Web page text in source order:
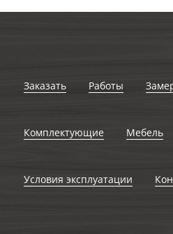
Заказать Работы
Комплектующие Мебель
Условия эксплуатации